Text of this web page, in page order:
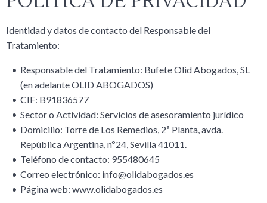
Identidad y datos de contacto del Responsable del
Tratamiento:
Responsable del Tratamiento: Bufete Olid Abogados, SL
(en adelante OLID ABOGADOS)
CIF: B91836577
Sector o Actividad: Servicios de asesoramiento jurídico
Domicilio: Torre de Los Remedios, 2ª Planta, avda.
República Argentina, nº24, Sevilla 41011.
Teléfono de contacto: 955480645
Correo electrónico: info@olidabogados.es
Página web: www.olidabogados.es